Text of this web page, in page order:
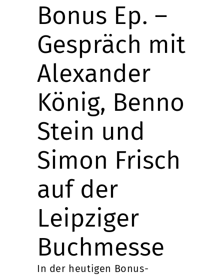
Bonus Ep. –
Gespräch mit
Alexander
König, Benno
Stein und
Simon Frisch
auf der
Leipziger
Buchmesse
In der heutigen Bonus-